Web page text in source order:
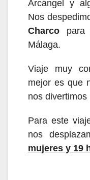
Arcángel y
Nos
Charco para
Málaga.
Viaje muy
mejor es que
nos divertimos
Para este
nos
mujeres y 19